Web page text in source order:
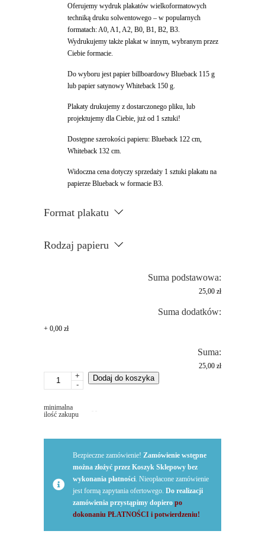
Oferujemy wydruk plakatów wielkoformatowych
techniką druku solwentowego – w popularnych
formatach: A0, A1, A2, B0, B1, B2, B3.
Wydrukujemy także plakat w innym, wybranym przez
Ciebie formacie.
Do wyboru jest papier billboardowy Blueback 115 g
lub papier satynowy Whiteback 150 g.
Plakaty drukujemy z dostarczonego pliku, lub
projektujemy dla Ciebie, już od 1 sztuki!
Dostępne szerokości papieru: Blueback 122 cm,
Whiteback 132 cm.
Widoczna cena dotyczy sprzedaży 1 sztuki plakatu na
papierze Blueback w formacie B3.
Format plakatu
Rodzaj papieru
Suma podstawowa:
25,00 zł
Suma dodatków:
+ 0,00 zł
Suma:
25,00 zł
Druk
w
+
-
Dodaj do koszyka
minimalna
ilość zakupu
Bezpieczne zamówienie! Zamówienie wstępne
można złożyć przez Koszyk Sklepowy bez
wykonania płatności . Nieopłacone zamówienie
jest formą zapytania ofertowego. Do realizacji
zamówienia przystąpimy dopiero po
dokonaniu PŁATNOŚCI i potwierdzeniu!